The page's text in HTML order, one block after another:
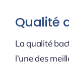
Qualité
La qualité
l’une des